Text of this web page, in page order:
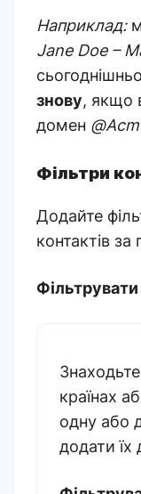
Наприклад:
Jane Doe –
знову, якщо
домен
Фільтри
Додайте
контактів
країнах
одну або
додати